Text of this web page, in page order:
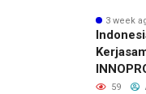
3 week
Belasan
59